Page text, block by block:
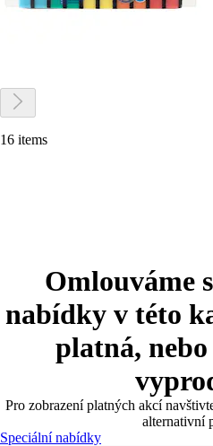
16 items
Omlouváme
nabídky v této
platná,
Pro zobrazení platných akcí
alternativní
Speciální nabídky